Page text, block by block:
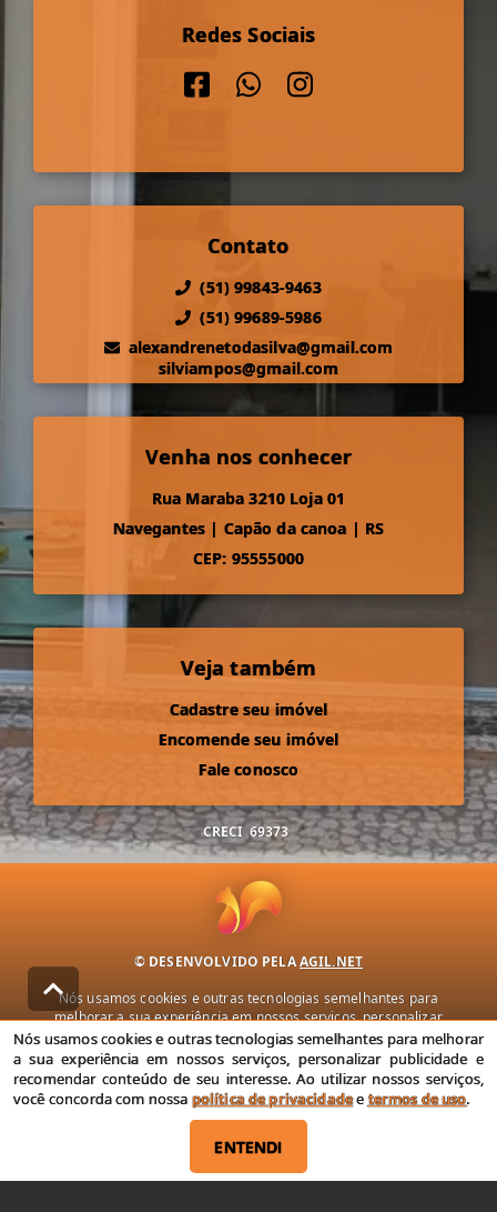
Redes Sociais
Contato
(51) 99843-9463
(51) 99689-5986
alexandrenetodasilva@gmail.com
silviampos@gmail.com
Venha nos conhecer
Rua Maraba 3210 Loja 01
Navegantes | Capão da canoa | RS
CEP: 95555000
Veja também
Cadastre seu imóvel
Encomende seu imóvel
Fale conosco
CRECI 69373
© DESENVOLVIDO PELAAGIL.NET
Nós usamos cookies e outras tecnologias semelhantes para
melhorar a sua experiência em nossos serviços, personalizar
publicidade e recomendar conteúdo de seu interesse. Ao utilizar
nossos serviços, você concorda com nossa política de privacidade e
termos de uso.
Política de Privacidade Termos de uso
Nós usamos cookies e outras tecnologias semelhantes para melhorar
a sua experiência em nossos serviços, personalizar publicidade e
recomendar conteúdo de seu interesse. Ao utilizar nossos serviços,
você concorda com nossa política de privacidadeetermos de uso.
ENTENDI